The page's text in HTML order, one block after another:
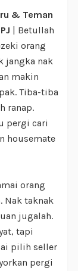
& Teman
| Betullah
orang
jangka nak
makin
Tiba-tiba
ranap.
pergi cari
housemate
orang
Nak taknak
jugalah.
tapi
pilih seller
pergi